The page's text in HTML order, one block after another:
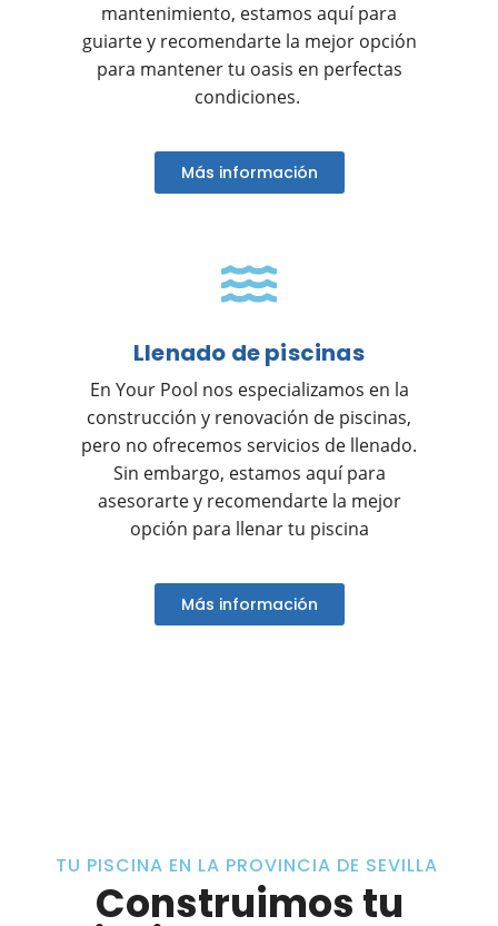
mantenimiento, estamos aquí para
guiarte y recomendarte la mejor opción
para mantener tu oasis en perfectas
condiciones.
Más información
Llenado de piscinas
En Your Pool nos especializamos en la
construcción y renovación de piscinas,
pero no ofrecemos servicios de llenado.
Sin embargo, estamos aquí para
asesorarte y recomendarte la mejor
opción para llenar tu piscina
Más información
TU PISCINA EN LA PROVINCIA DE SEVILLA
Construimos tu